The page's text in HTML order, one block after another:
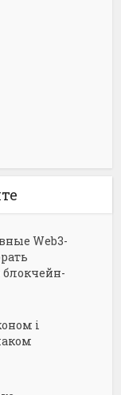
Web3-
блокчейн-
і